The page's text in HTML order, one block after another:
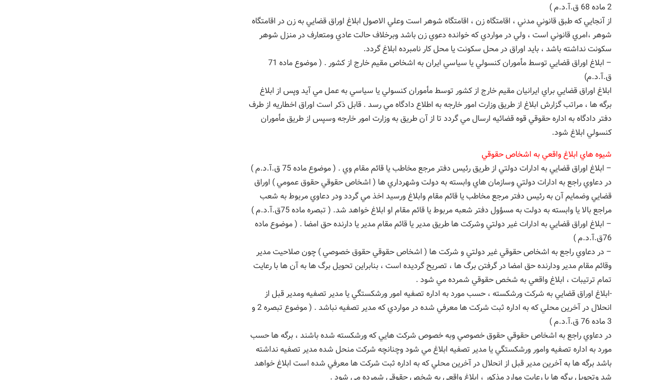
2 ماده 68 ق.آ.د.م )
از آنجايي كه طبق قانوني مدني ، اقامتگاه زن ، اقامتگاه شوهر است وعلي الاصول ابلاغ اوراق قضايي به زن در اقامتگاه
شوهر ،امري قانوني است ، ولي در مواردي كه خوانده دعوي زن باشد وبرخلاف حالت عادي ومتعارف در منزل شوهر
سكونت نداشته باشد ، بايد اوراق در محل سكونت يا محل كار نامبرده ابلاغ گردد.
– ابلاغ اوراق قضايي توسط مأموران كنسولي يا سياسي ايران به اشخاص مقيم خارج از كشور . ( موضوع ماده 71
ق.آ.د.م)
ابلاغ اوراق قضايي براي ايرانيان مقيم خارج از كشور توسط مأموران كنسولي يا سياسي به عمل مي آيد وپس از ابلاغ
برگه ها ، مراتب گزارش ابلاغ از طريق وزارت امور خارجه به اطلاع دادگاه مي رسد . قابل ذكر است اوراق اخطاريه از طرف
دفتر دادگاه به اداره حقوقي قوه قضائيه ارسال مي گردد تا از آن طريق به وزارت امور خارجه وسپس از طريق مأموران
كنسولي ابلاغ شود.
شيوه هاي ابلاغ واقعي به اشخاص حقوقي
– ابلاغ اوراق قضايي به ادارات دولتي از طريق رئيس دفتر مرجع مخاطب يا قائم مقام وي . ( موضوع ماده 75 ق.آ.د.م )
در دعاوي راجع به ادارات دولتي وسازمان هاي وابسته به دولت وشهرداري ها ( اشخاص حقوقي حقوق عمومي ) اوراق
قضايي وضمايم آن به رئيس دفتر مرجع مخاطب يا قائم مقام وابلاغ ورسيد اخذ مي گردد ودر دعاوي مربوط به شعب
مراجع بالا يا وابسته به دولت به مسؤول دفتر شعبه مربوط يا قائم مقام او ابلاغ خواهد شد. ( تبصره ماده 75ق.آ.د.م )
– ابلاغ اوراق قضايي به ادارات غير دولتي وشركت ها طريق مدير يا قائم مقام مدير يا دارنده حق امضا . ( موضوع ماده
76ق.آ.د.م )
– در دعاوي راجع به اشخاص حقوقي غير دولتي و شركت ها ( اشخاص حقوقي حقوق خصوصي ) چون صلاحيت مدير
وقائم مقام مدير ودارنده حق امضا در گرفتن برگ ها ، تصريح گرديده است ، بنابراين تحويل برگ ها به آن ها با رعايت
تمام ترتيبات ، ابلاغ واقعي به شخص حقوقي شمرده مي شود .
-ابلاغ اوراق قضايي به شركت ورشكسته ، حسب مورد به اداره تصفيه امور ورشكستگي يا مدير تصفيه ومدير قبل از
انحلال در آخرين محلي كه به اداره ثبت شركت ها معرفي شده در مواردي كه مدير تصفيه نباشد . ( موضوع تبصره 2 و
3 ماده 76 ق.آ.د.م )
در دعاوي راجع به اشخاص حقوقي حقوق خصوصي وبه خصوص شركت هايي كه ورشكسته شده باشند ، برگه ها حسب
مورد به اداره تصفيه وامور ورشكستگي يا مدير تصفيه ابلاغ مي شود وچنانچه شركت منحل شده مدير تصفيه نداشته
باشد برگه ها به آخرين مدير قبل از انحلال در آخرين محلي كه به اداره ثبت شركت ها معرفي شده است ابلاغ خواهد
شد وتحويل برگه ها با رعايت موارد مذكور ، ابلاغ واقعي به شخص حقوقي شمرده مي شود .